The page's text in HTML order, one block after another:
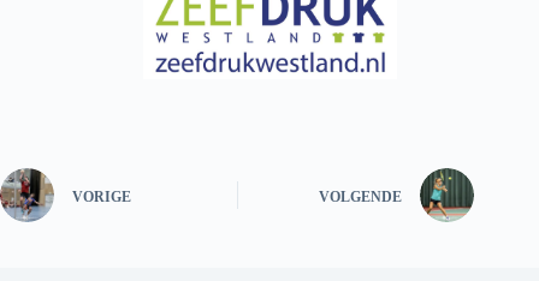
VORIGE VOLGENDE